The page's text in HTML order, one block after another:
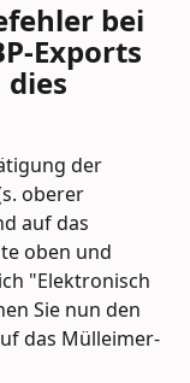
bei
Exports
dies
der
oberer
auf das
oben und
"Elektronisch
Sie nun den
das Mülleimer-